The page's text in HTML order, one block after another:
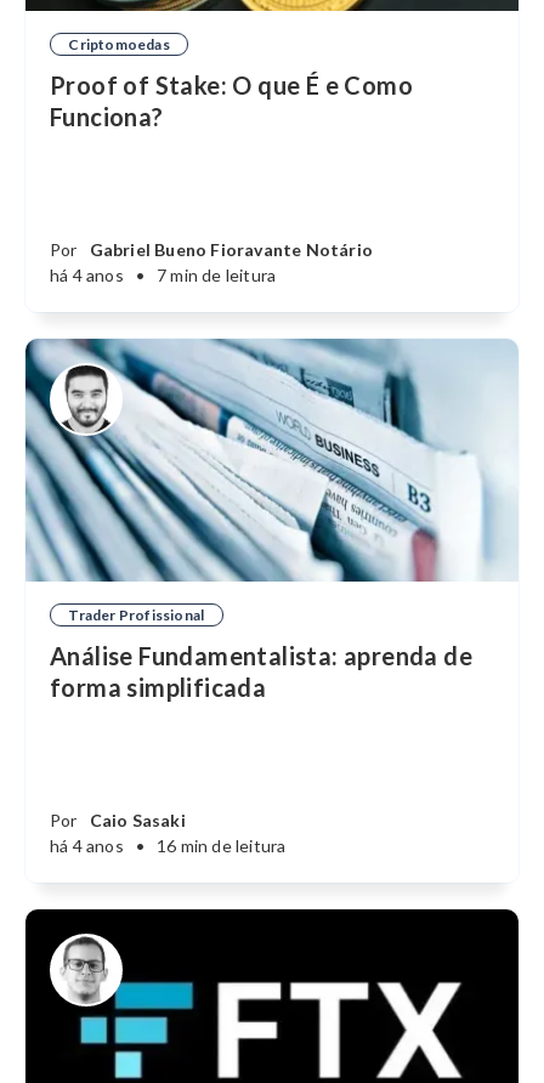
Criptomoedas
Proof of Stake: O que É e Como
Funciona?
Por
Gabriel Bueno Fioravante Notário
há 4 anos
• 7 min de leitura
Trader Profissional
Análise Fundamentalista: aprenda de
forma simplificada
Por
Caio Sasaki
há 4 anos
• 16 min de leitura